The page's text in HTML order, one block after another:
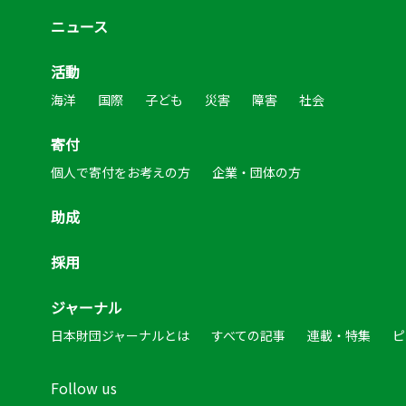
Follow us
ニュース
活動
海洋 国際 子ども 災害 障害 社会
寄付
個人で寄付をお考えの方 企業・団体の方
助成
採用
ジャーナル
日本財団ジャーナルとは すべての記事 連載・特集